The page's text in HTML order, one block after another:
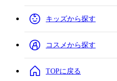
キッズから探す
コスメから探す
TOPに戻る